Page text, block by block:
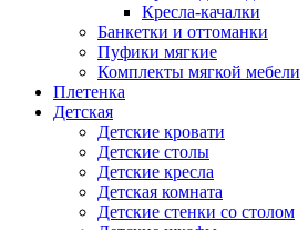
Кресла-качалки
Банкетки и оттоманки
Пуфики мягкие
Комплекты мягкой мебели
Плетенка
Детская
Детские кровати
Детские столы
Детские кресла
Детская комната
Детские стенки со столом